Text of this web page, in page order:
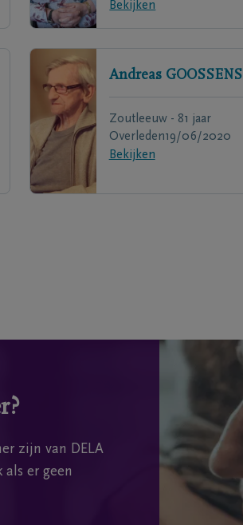
Bekijken
Andreas GOOSSENS
Zoutleeuw - 81 jaar
Overleden19/06/2020
Bekijken
zijn van DELA
er geen